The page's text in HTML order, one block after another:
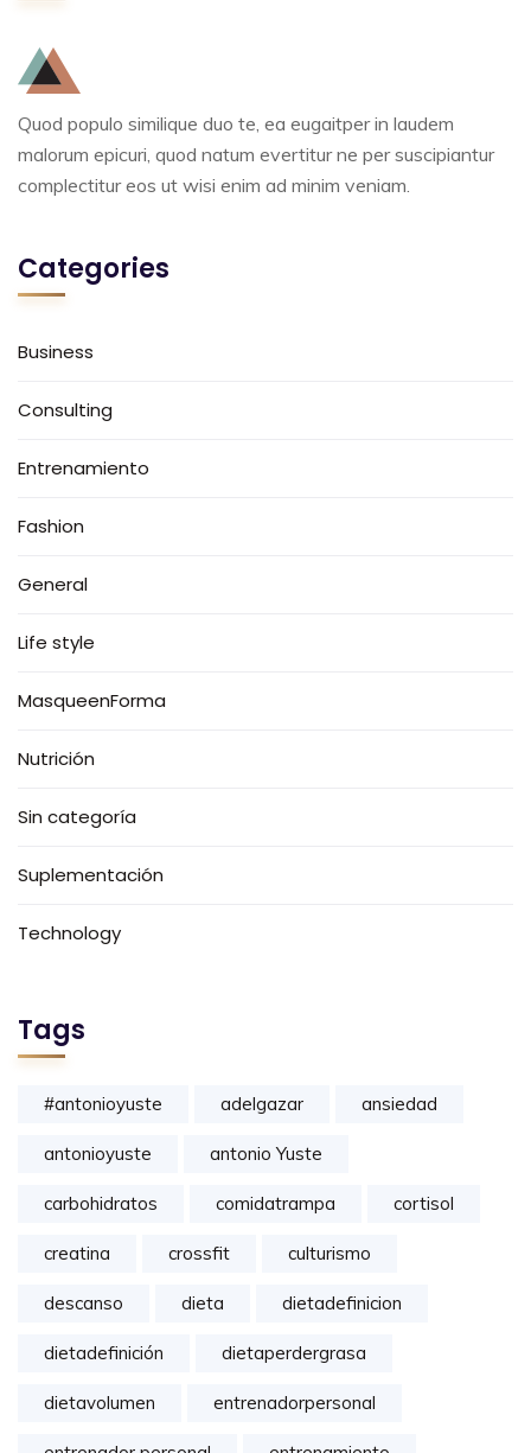
Quod populo similique duo te, ea eugaitper in laudem
malorum epicuri, quod natum evertitur ne per suscipiantur
complectitur eos ut wisi enim ad minim veniam.
Categories
Business
Consulting
Entrenamiento
Fashion
General
Life style
MasqueenForma
Nutrición
Sin categoría
Suplementación
Technology
Tags
#antonioyuste adelgazar ansiedad
antonioyuste antonio Yuste
carbohidratos comidatrampa cortisol
creatina crossfit culturismo
descanso dieta dietadefinicion
dietadefinición dietaperdergrasa
dietavolumen entrenadorpersonal